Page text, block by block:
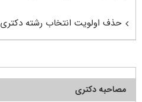
حذف اولویت انتخاب رشته دکتری
مصاحبه دکتری